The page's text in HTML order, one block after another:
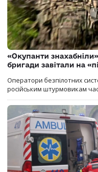
«Окупанти
бригади завітали на
Оператори безпілотних
російським штурмовикам